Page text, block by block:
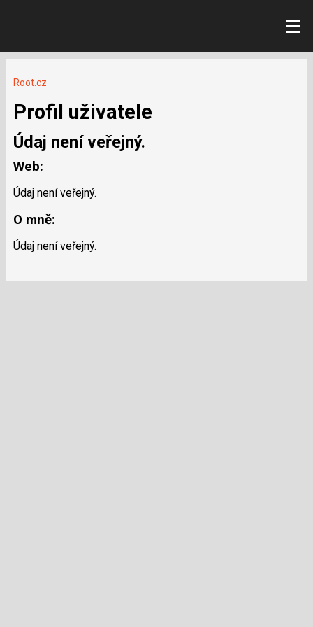
Root.cz
Profil uživatele
Údaj není veřejný.
Web:
Údaj není veřejný.
O mně:
Údaj není veřejný.